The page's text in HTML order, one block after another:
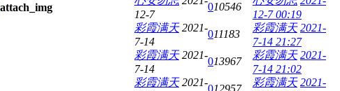
12-7
010546
12-7 00:19
彩霞满天 2021-
7-14
011183
彩霞满天 2021-
7-14 21:27
彩霞满天 2021-
7-14
013967
彩霞满天 2021-
7-14 21:02
彩霞满天 2021-
012957
彩霞满天 2021-